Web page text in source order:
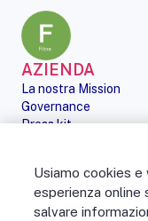
AZIENDA
La nostra Mission
Governance
Press kit
Digital Services Act
PERSONE
No Fibra? No Party!
Usiamo cookies
esperienza online
salvare